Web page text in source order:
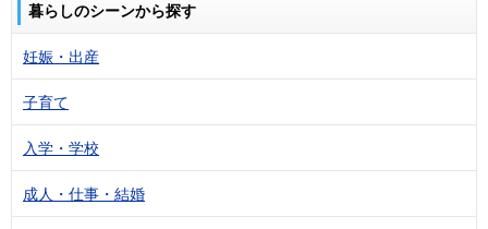
暮らしのシーンから探す
妊娠・出産
子育て
入学・学校
成人・仕事・結婚